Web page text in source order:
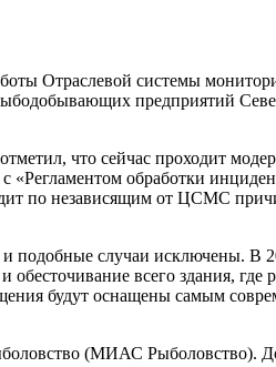
Отраслевой системы
предприятий
что сейчас проходит
обработки
по независящим от ЦСМС
подобные случаи исключены. В
всего здания, где
будут оснащены самым
(МИАС Рыболовство).